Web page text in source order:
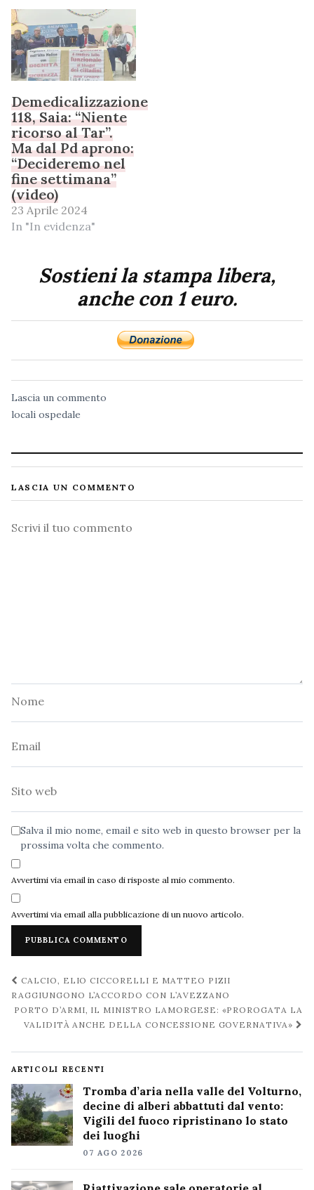
Demedicalizzazione
118, Saia: “Niente
ricorso al Tar”.
Ma dal Pd aprono:
“Decideremo nel
fine settimana”
(video)
23 Aprile 2024
In "In evidenza"
Sostieni la stampa libera,
anche con 1 euro.
Lascia un commento
locali ospedale
LASCIA UN COMMENTO
Commento
Salva il mio nome, email e sito web in questo browser per la
prossima volta che commento.
Avvertimi via email in caso di risposte al mio commento.
Avvertimi via email alla pubblicazione di un nuovo articolo.
Navigazione
post
CALCIO, ELIO CICCORELLI E MATTEO PIZII
RAGGIUNGONO L’ACCORDO CON L’AVEZZANO
PORTO D’ARMI, IL MINISTRO LAMORGESE: «PROROGATA LA
VALIDITÀ ANCHE DELLA CONCESSIONE GOVERNATIVA»
ARTICOLI RECENTI
Tromba d’aria nella valle del Volturno,
decine di alberi abbattuti dal vento:
Vigili del fuoco ripristinano lo stato
dei luoghi
07 AGO 2026